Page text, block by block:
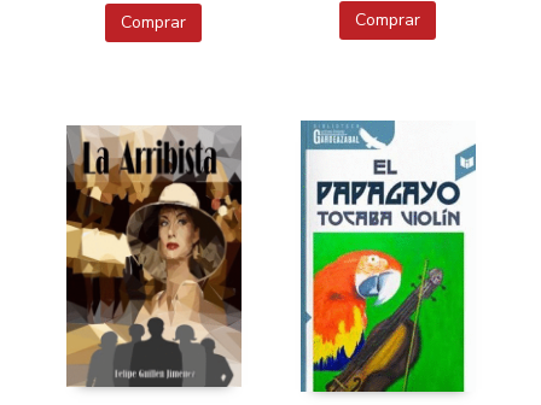
Comprar Comprar